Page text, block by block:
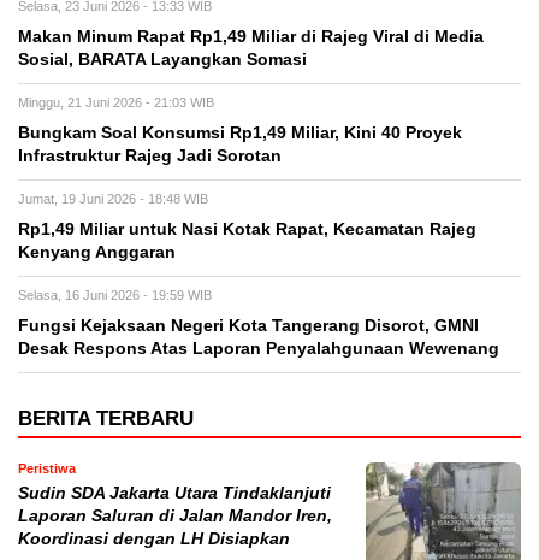
Selasa, 23 Juni 2026 - 13:33 WIB
Makan Minum Rapat Rp1,49 Miliar di Rajeg Viral di Media
Sosial, BARATA Layangkan Somasi
Minggu, 21 Juni 2026 - 21:03 WIB
Bungkam Soal Konsumsi Rp1,49 Miliar, Kini 40 Proyek
Infrastruktur Rajeg Jadi Sorotan
Jumat, 19 Juni 2026 - 18:48 WIB
Rp1,49 Miliar untuk Nasi Kotak Rapat, Kecamatan Rajeg
Kenyang Anggaran
Selasa, 16 Juni 2026 - 19:59 WIB
Fungsi Kejaksaan Negeri Kota Tangerang Disorot, GMNI
Desak Respons Atas Laporan Penyalahgunaan Wewenang
BERITA TERBARU
Peristiwa
Sudin SDA Jakarta Utara Tindaklanjuti
Laporan Saluran di Jalan Mandor Iren,
Koordinasi dengan LH Disiapkan